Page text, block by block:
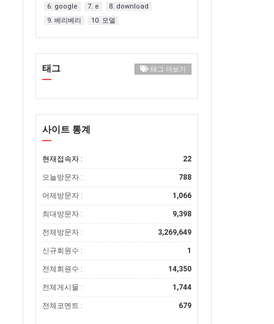
6. google
7. e
8. download
9. 베리베리
10. 모델
태그 태그 더보기
사이트 통계
현재접속자 : 22
오늘방문자 : 788
어제방문자 : 1,066
최대방문자 : 9,398
전체방문자 : 3,269,649
신규회원수 : 1
전체회원수 : 14,350
전체게시물 : 1,744
전체코멘트 : 679